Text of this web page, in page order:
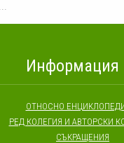
Информация
ОТНОСНО
РЕД КОЛЕГИЯ И АВТОРСКИ
СЪКРАЩЕНИЯ